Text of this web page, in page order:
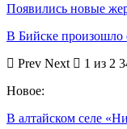
Появились новые
В Бийске произошло
Prev Next
1 из 2
Новое:
В алтайском селе